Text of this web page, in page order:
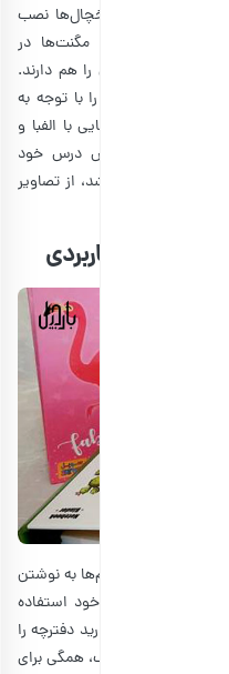
روی وسایلی مانند یخچال‌ها نصب
ولی این روزها مگنت‌ها در
سفارشی شدن را هم دارند.
می‌توانید طرح را با توجه به
معلم زبان مگنت‌هایی با الفبا و
آنها را در کلاس درس خود
کمی شخصی‌تر باشد، از تصاویر
کنید. اکثر معلم‌ها به نوشتن
برای برنامه‌های خود استفاده
اگر وقت کافی دارید دفترچه را
تا نقاشی با آبرنگ، همگی برای